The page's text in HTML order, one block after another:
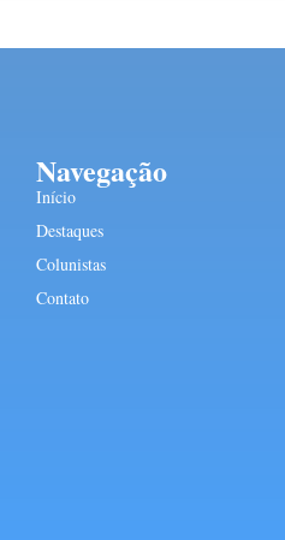
Navegação
Início
Destaques
Colunistas
Contato